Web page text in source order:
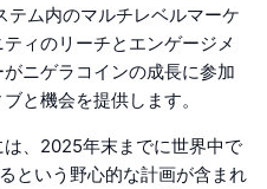
ム内のマルチレベルマーケ
ィのリーチとエンゲージメ
ニゲラコインの成長に参加
と機会を提供します。
、2025年末までに世界中で
という野心的な計画が含まれ